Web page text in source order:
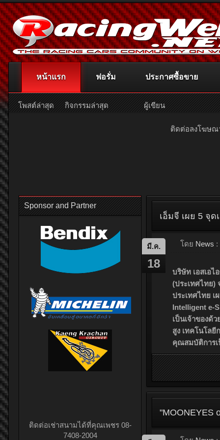
ติดต่อลงโฆษ
มี.ค. โดยNews:
(ประเทศไทย
Sponsor and Partner
ติดต่อเช่าสนามได้ที่คุณเพชร 08-
7408-2004
หน้าแรก
โพสต์ล่าสุด กิจกรรมล่าสุด ผู้เขียน
ฟอรั่ม ประกาศซื้อขาย